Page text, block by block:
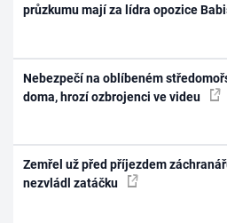
průzkumu mají za lídra opozice
Nebezpečí na oblíbeném
doma, hrozí ozbrojenci ve videu
Zemřel už před příjezdem
nezvládl zatáčku